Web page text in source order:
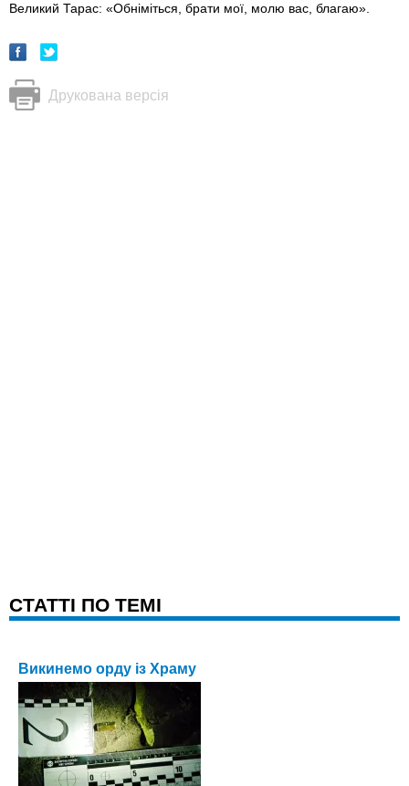
Великий Тарас: «Обніміться, брати мої, молю вас, благаю».
Друкована версія
CТАТТІ ПО ТЕМІ
Викинемо орду із Храму